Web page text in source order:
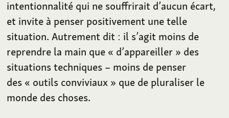
intentionnalité qui ne souffrirait d’aucun écart,
et invite à penser positivement une telle
situation. Autrement dit : il s’agit moins de
reprendre la main que « d’appareiller » des
situations techniques – moins de penser
des « outils conviviaux » que de pluraliser le
monde des choses.